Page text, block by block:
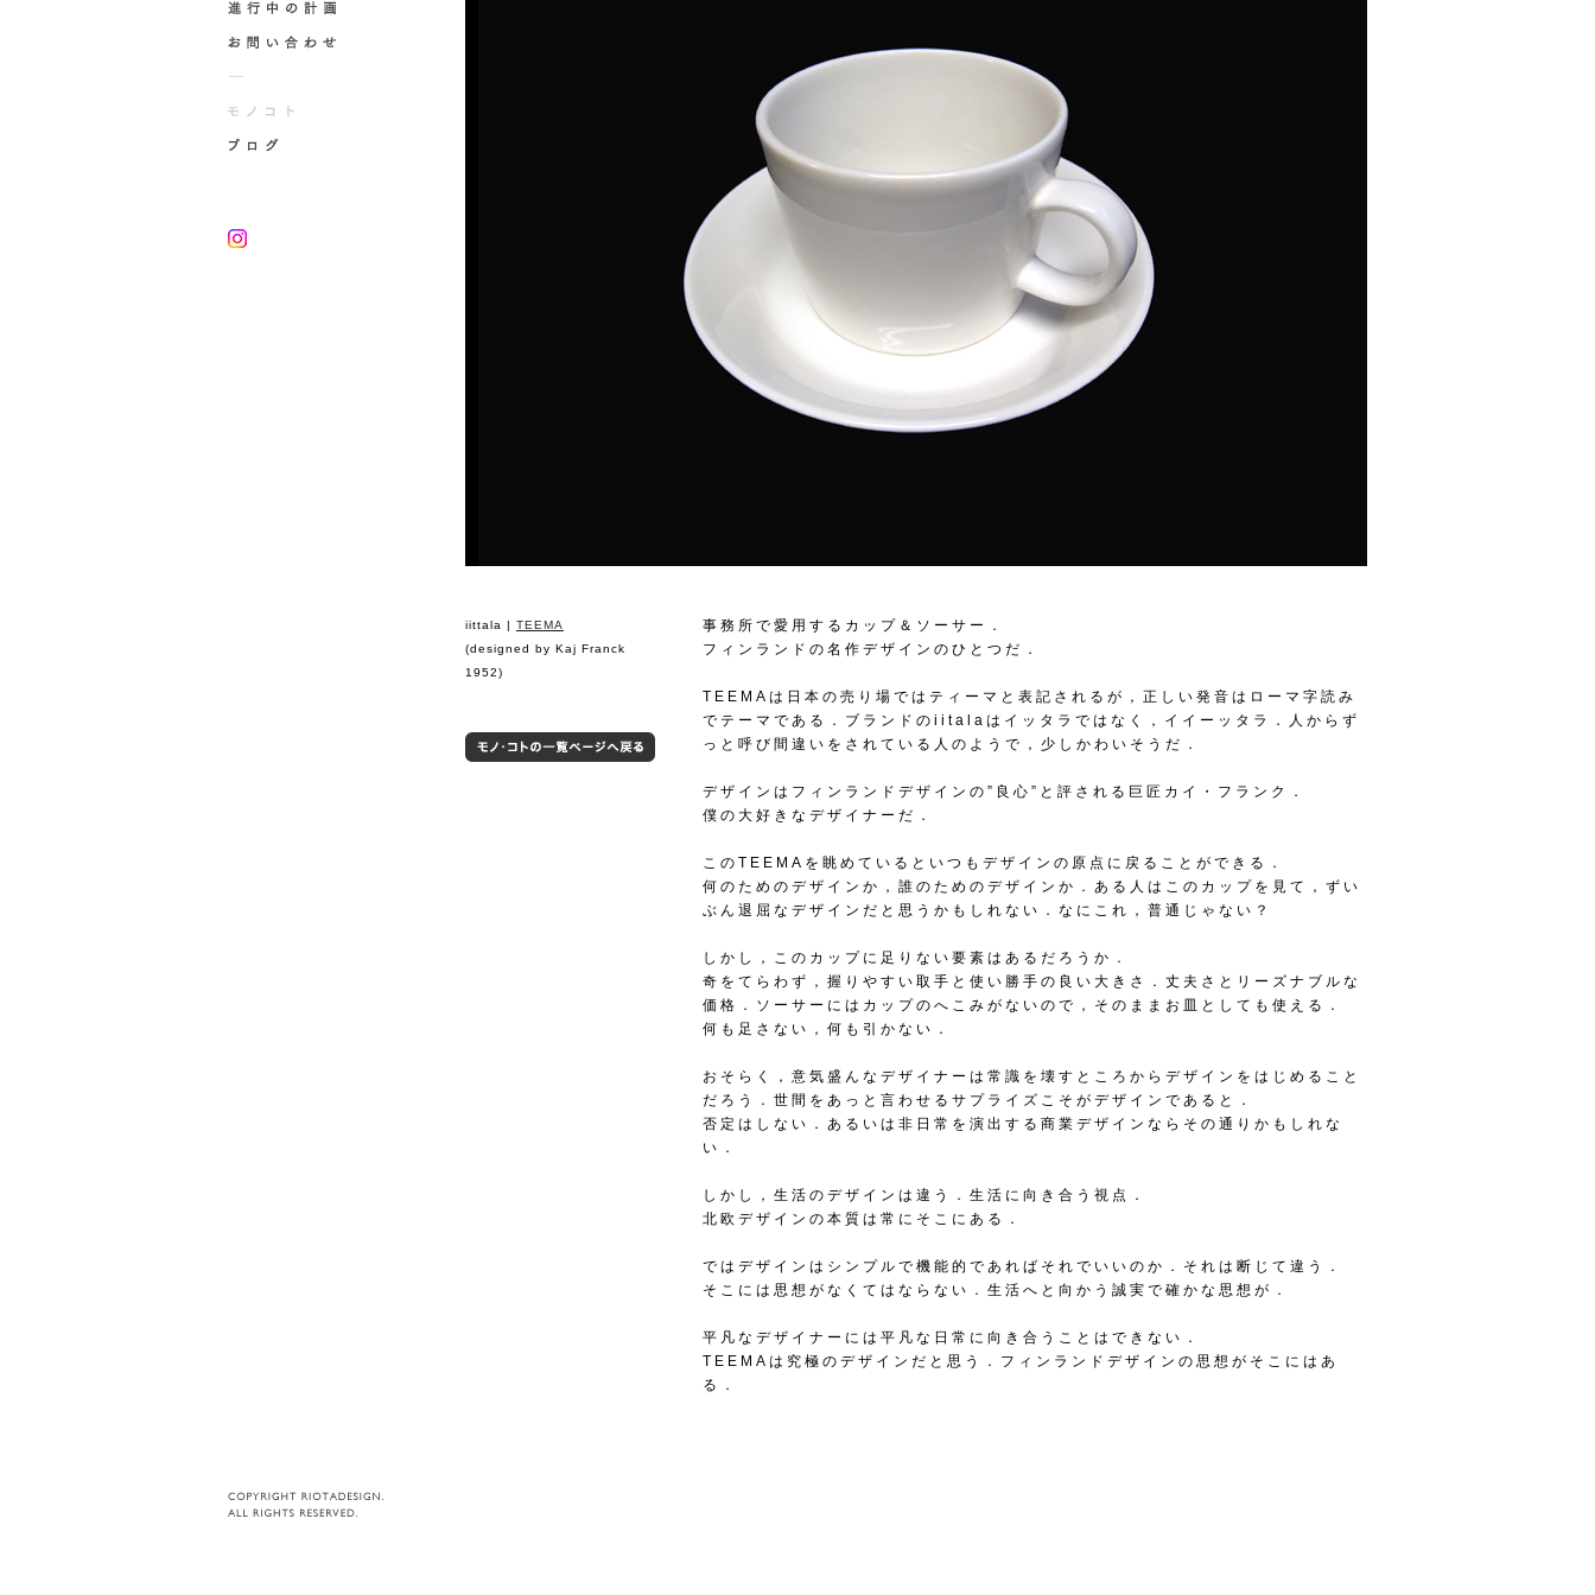
iittala | TEEMA
(designed by Kaj Franck
1952)
事務所で愛用するカップ＆ソーサー．
フィンランドの名作デザインのひとつだ．
TEEMAは日本の売り場ではティーマと表記されるが，正しい発音はローマ字読み
でテーマである．ブランドのiitalaはイッタラではなく，イイーッタラ．人からず
っと呼び間違いをされている人のようで，少しかわいそうだ．
デザインはフィンランドデザインの”良心”と評される巨匠カイ・フランク．
僕の大好きなデザイナーだ．
このTEEMAを眺めているといつもデザインの原点に戻ることができる．
何のためのデザインか，誰のためのデザインか．ある人はこのカップを見て，ずい
ぶん退屈なデザインだと思うかもしれない．なにこれ，普通じゃない？
しかし，このカップに足りない要素はあるだろうか．
奇をてらわず，握りやすい取手と使い勝手の良い大きさ．丈夫さとリーズナブルな
価格．ソーサーにはカップのへこみがないので，そのままお皿としても使える．
何も足さない，何も引かない．
おそらく，意気盛んなデザイナーは常識を壊すところからデザインをはじめること
だろう．世間をあっと言わせるサプライズこそがデザインであると．
否定はしない．あるいは非日常を演出する商業デザインならその通りかもしれな
い．
しかし，生活のデザインは違う．生活に向き合う視点．
北欧デザインの本質は常にそこにある．
ではデザインはシンプルで機能的であればそれでいいのか．それは断じて違う．
そこには思想がなくてはならない．生活へと向かう誠実で確かな思想が．
平凡なデザイナーには平凡な日常に向き合うことはできない．
TEEMAは究極のデザインだと思う．フィンランドデザインの思想がそこにはあ
る．